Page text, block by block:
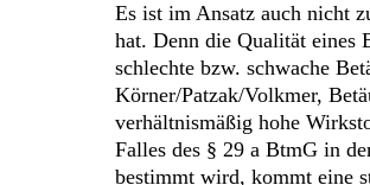
Es ist im Ansatz auch nicht
hat. Denn die Qualität eines
schlechte bzw. schwache
Körner/Patzak/Volkmer,
verhältnismäßig hohe
Falles des § 29 a BtmG in
bestimmt wird, kommt eine